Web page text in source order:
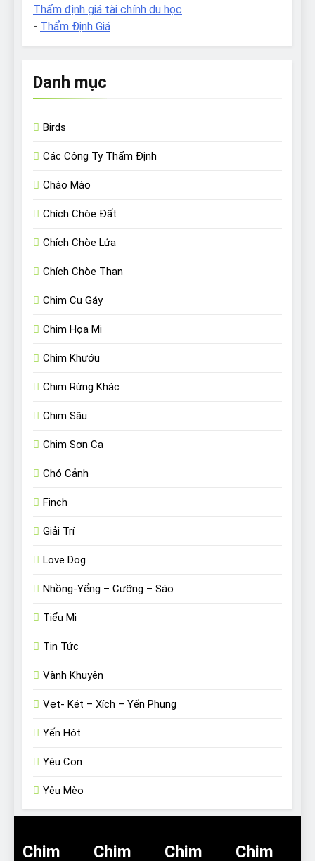
Thẩm định giá tài chính du học
- Thẩm Định Giá
Danh mục
Birds
Các Công Ty Thẩm Định
Chào Mào
Chích Chòe Đất
Chích Chòe Lửa
Chích Chòe Than
Chim Cu Gáy
Chim Họa Mi
Chim Khướu
Chim Rừng Khác
Chim Sâu
Chim Sơn Ca
Chó Cảnh
Finch
Giải Trí
Love Dog
Nhồng-Yểng – Cưỡng – Sáo
Tiểu Mi
Tin Tức
Vành Khuyên
Vẹt- Két – Xích – Yến Phụng
Yến Hót
Yêu Con
Yêu Mèo
Chim Chim Chim Chim